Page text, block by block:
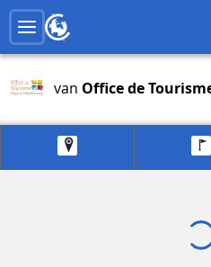
van Office de